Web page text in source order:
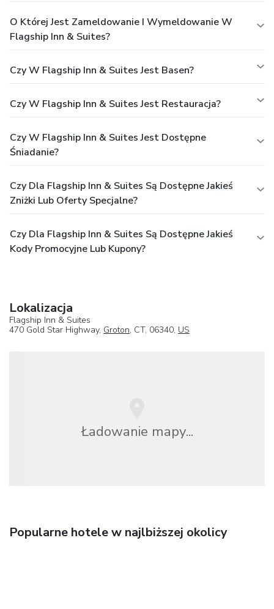
O Której Jest Zameldowanie I Wymeldowanie W
Flagship Inn & Suites?
Czy W Flagship Inn & Suites Jest Basen?
Czy W Flagship Inn & Suites Jest Restauracja?
Czy W Flagship Inn & Suites Jest Dostępne
Śniadanie?
Czy Dla Flagship Inn & Suites Są Dostępne Jakieś
Zniżki Lub Oferty Specjalne?
Czy Dla Flagship Inn & Suites Są Dostępne Jakieś
Kody Promocyjne Lub Kupony?
Lokalizacja
Flagship Inn & Suites
470 Gold Star Highway, Groton, CT, 06340, US
Ładowanie mapy...
Popularne hotele w najlbiższej okolicy